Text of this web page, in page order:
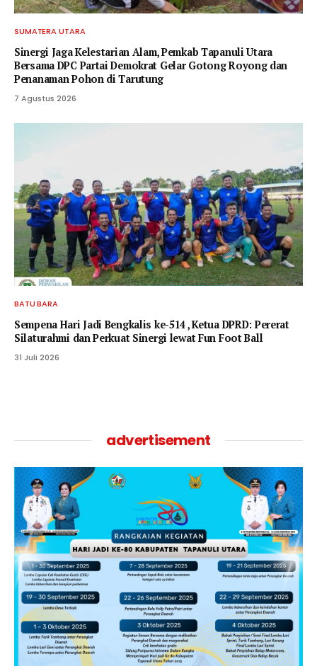
SUMATERA UTARA
‎Sinergi Jaga Kelestarian Alam, Pemkab Tapanuli Utara
Bersama DPC Partai Demokrat Gelar Gotong Royong dan
Penanaman Pohon di Tarutung
7 Agustus 2026
BATU BARA
Sempena Hari Jadi Bengkalis ke-514 , Ketua DPRD: Pererat
Silaturahmi dan Perkuat Sinergi lewat Fun Foot Ball
31 Juli 2026
advertisement